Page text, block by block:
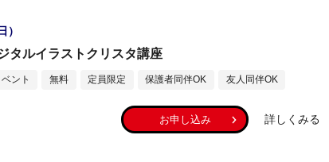
）
タルイラストクリスタ講座
ント 無料 定員限定 保護者同伴OK 友人同伴OK
お申し込み 詳しくみる